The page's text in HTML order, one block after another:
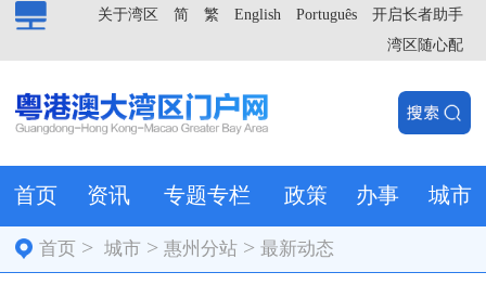
开启长者助手
Português
English
繁
简
关于湾区
湾区随心配
首页 资讯 专题专栏 政策 办事 城市
首页 >城市 >惠州分站 >最新动态